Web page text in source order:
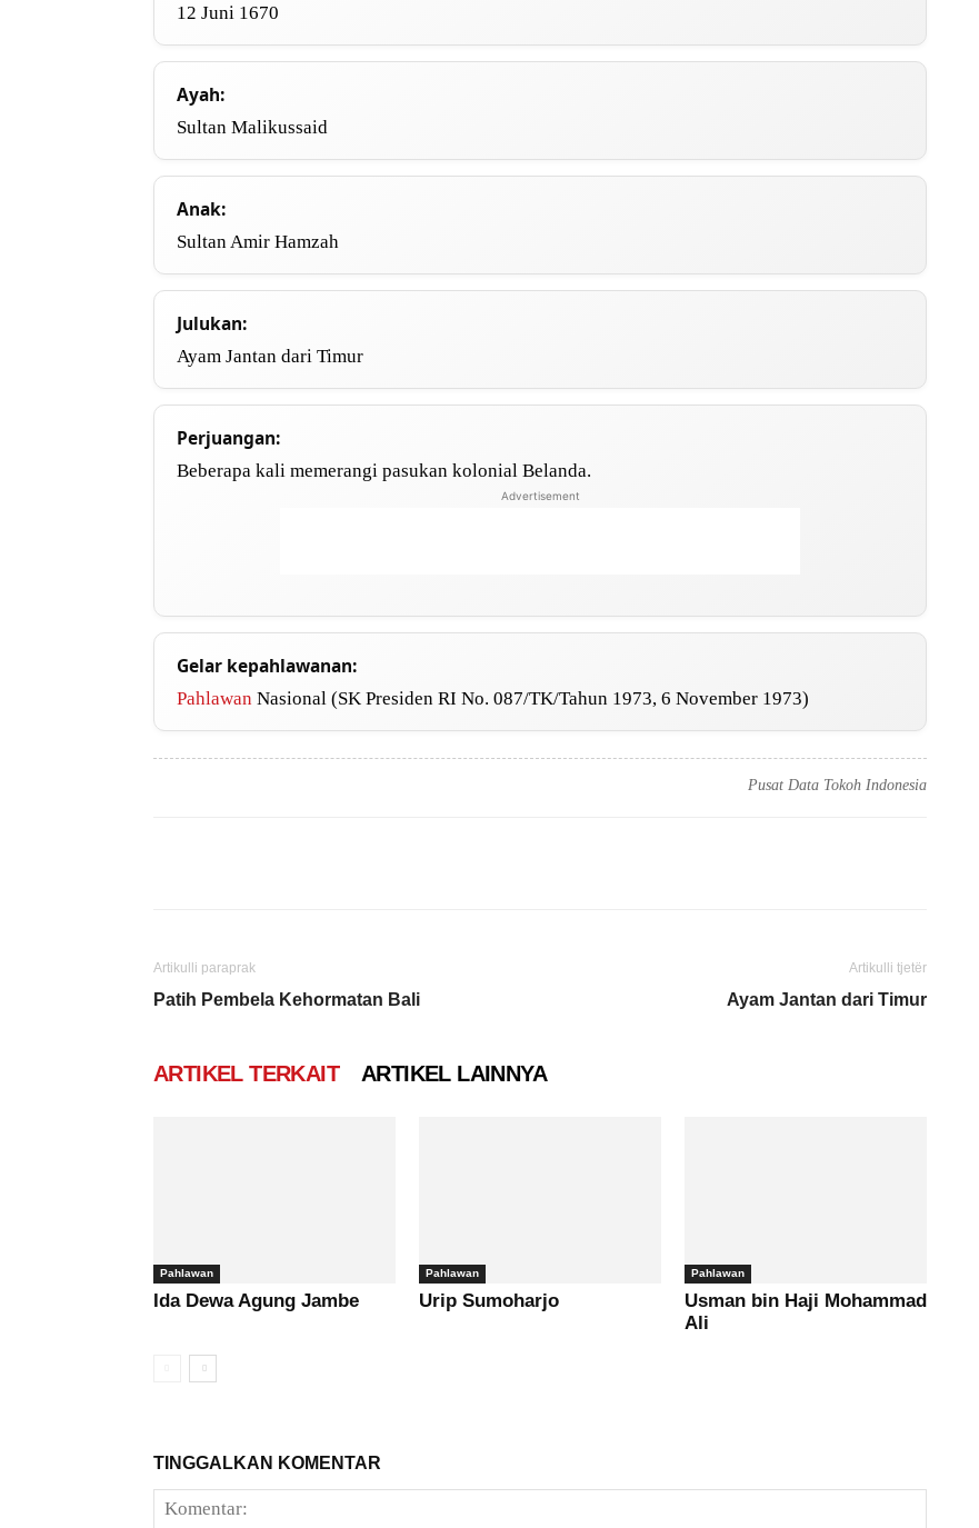
12 Juni 1670
Ayah:
Sultan Malikussaid
Anak:
Sultan Amir Hamzah
Julukan:
Ayam Jantan dari Timur
Perjuangan:
Beberapa kali memerangi pasukan kolonial Belanda.
Advertisement
Gelar kepahlawanan:
Pahlawan Nasional (SK Presiden RI No. 087/TK/Tahun 1973, 6 November 1973)
Pusat Data Tokoh Indonesia
Artikulli paraprak
Patih Pembela Kehormatan Bali
Artikulli tjetër
Ayam Jantan dari Timur
ARTIKEL TERKAIT ARTIKEL LAINNYA
Pahlawan
Ida Dewa Agung Jambe
Pahlawan
Urip Sumoharjo
Pahlawan
Usman bin Haji Mohammad
Ali
TINGGALKAN KOMENTAR